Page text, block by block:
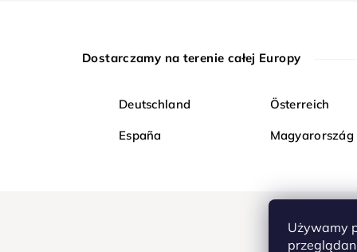
Używamy
Dostarczamy na terenie całej Europy
Deutschland Österreich
España Magyarország